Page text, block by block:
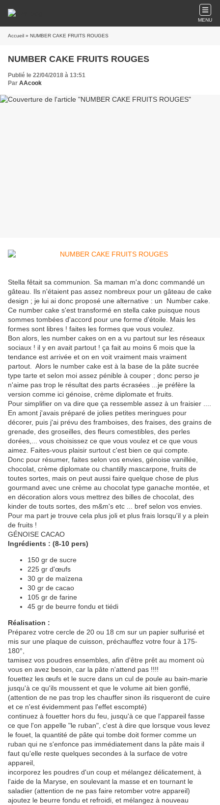
MENU
Accueil » NUMBER CAKE FRUITS ROUGES
NUMBER CAKE FRUITS ROUGES
Publié le 22/04/2018 à 13:51
Par AAcook
Stella fêtait sa communion. Sa maman m'a donc commandé un
gâteau. Ils n'étaient pas assez nombreux pour un gâteau de cake
design ; je lui ai donc proposé une alternative : un Number cake.
Ce number cake s'est transformé en stella cake puisque nous
sommes tombées d'accord pour une forme d'étoile. Mais les
formes sont libres ! faites les formes que vous voulez.
Bon alors, les number cakes on en a vu partout sur les réseaux
sociaux ! il y en avait partout ! ça fait au moins 6 mois que la
tendance est arrivée et on en voit vraiment mais vraiment
partout. Alors le number cake est à la base de la pâte sucrée
type tarte et selon moi assez pénible à couper ; donc perso je
n'aime pas trop le résultat des parts écrasées ...je préfère la
version comme ici génoise, crème diplomate et fruits.
Pour simplifier on va dire que ça ressemble assez à un fraisier ....
En amont j'avais préparé de jolies petites meringues pour
décorer, puis j'ai prévu des framboises, des fraises, des grains de
grenade, des groseilles, des fleurs comestibles, des perles
dorées,... vous choisissez ce que vous voulez et ce que vous
aimez. Faites-vous plaisir surtout c'est bien ce qui compte.
Donc pour résumer, faites selon vos envies, génoise vanillée,
chocolat, crème diplomate ou chantilly mascarpone, fruits de
toutes sortes, mais on peut aussi faire quelque chose de plus
gourmand avec une crème au chocolat type ganache montée, et
en décoration alors vous mettrez des billes de chocolat, des
kinder de touts sortes, des m&m's etc ... bref selon vos envies.
Pour ma part je trouve cela plus joli et plus frais lorsqu'il y a plein
de fruits !
GÉNOISE CACAO
Ingrédients : (8-10 pers)
150 gr de sucre
225 gr d'œufs
30 gr de maïzena
30 gr de cacao
105 gr de farine
45 gr de beurre fondu et tiédi
Réalisation :
Préparez votre cercle de 20 ou 18 cm sur un papier sulfurisé et
mis sur une plaque de cuisson, préchauffez votre four à 175-
180°,
tamisez vos poudres ensembles, afin d'être prêt au moment où
vous en avez besoin, car la pâte n'attend pas !!!!
fouettez les œufs et le sucre dans un cul de poule au bain-marie
jusqu'à ce qu'ils moussent et que le volume ait bien gonflé,
(attention de ne pas trop les chauffer sinon ils risqueront de cuire
et ce n'est évidemment pas l'effet escompté)
continuez à fouetter hors du feu, jusqu'à ce que l'appareil fasse
ce que l'on appelle "le ruban", c'est à dire que lorsque vous levez
le fouet, la quantité de pâte qui tombe doit former comme un
ruban qui ne s'enfonce pas immédiatement dans la pâte mais il
faut qu'elle reste quelques secondes à la surface de votre
appareil,
incorporez les poudres d'un coup et mélangez délicatement, à
l'aide de la Maryse, en soulevant la masse et en tournant le
saladier (attention de ne pas faire retomber votre appareil)
ajoutez le beurre fondu et refroidi, et mélangez à nouveau